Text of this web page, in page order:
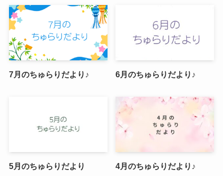
7月のちゅらりだより♪ 6月のちゅらりだより♪
5月のちゅらりだより 4月のちゅらりだより♪